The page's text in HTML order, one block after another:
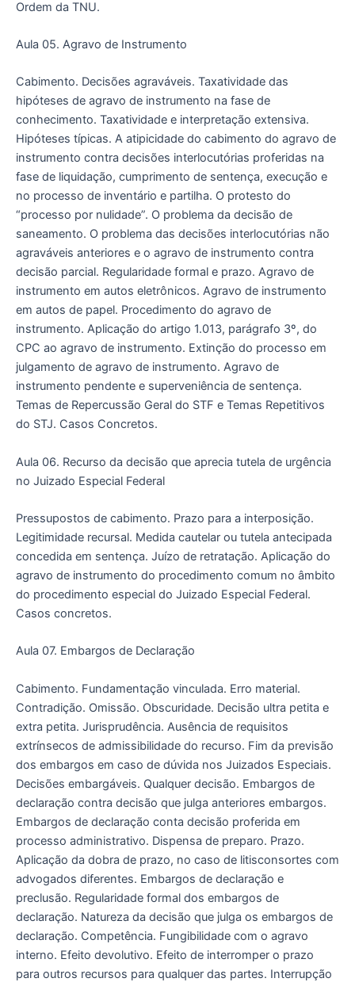
Ordem da TNU.
Aula 05. Agravo de Instrumento
Cabimento. Decisões agraváveis. Taxatividade das
hipóteses de agravo de instrumento na fase de
conhecimento. Taxatividade e interpretação extensiva.
Hipóteses típicas. A atipicidade do cabimento do agravo de
instrumento contra decisões interlocutórias proferidas na
fase de liquidação, cumprimento de sentença, execução e
no processo de inventário e partilha. O protesto do
“processo por nulidade”. O problema da decisão de
saneamento. O problema das decisões interlocutórias não
agraváveis anteriores e o agravo de instrumento contra
decisão parcial. Regularidade formal e prazo. Agravo de
instrumento em autos eletrônicos. Agravo de instrumento
em autos de papel. Procedimento do agravo de
instrumento. Aplicação do artigo 1.013, parágrafo 3º, do
CPC ao agravo de instrumento. Extinção do processo em
julgamento de agravo de instrumento. Agravo de
instrumento pendente e superveniência de sentença.
Temas de Repercussão Geral do STF e Temas Repetitivos
do STJ. Casos Concretos.
Aula 06. Recurso da decisão que aprecia tutela de urgência
no Juizado Especial Federal
Pressupostos de cabimento. Prazo para a interposição.
Legitimidade recursal. Medida cautelar ou tutela antecipada
concedida em sentença. Juízo de retratação. Aplicação do
agravo de instrumento do procedimento comum no âmbito
do procedimento especial do Juizado Especial Federal.
Casos concretos.
Aula 07. Embargos de Declaração
Cabimento. Fundamentação vinculada. Erro material.
Contradição. Omissão. Obscuridade. Decisão ultra petita e
extra petita. Jurisprudência. Ausência de requisitos
extrínsecos de admissibilidade do recurso. Fim da previsão
dos embargos em caso de dúvida nos Juizados Especiais.
Decisões embargáveis. Qualquer decisão. Embargos de
declaração contra decisão que julga anteriores embargos.
Embargos de declaração conta decisão proferida em
processo administrativo. Dispensa de preparo. Prazo.
Aplicação da dobra de prazo, no caso de litisconsortes com
advogados diferentes. Embargos de declaração e
preclusão. Regularidade formal dos embargos de
declaração. Natureza da decisão que julga os embargos de
declaração. Competência. Fungibilidade com o agravo
interno. Efeito devolutivo. Efeito de interromper o prazo
para outros recursos para qualquer das partes. Interrupção